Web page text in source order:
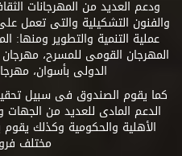
ودعم العديد من المهرجانات
والفنون التشكيلية والتى تعمل
عملية التنمية والتطوير ومنها:
المهرجان القومى للمسرح،
الدولى بأسوان،
كما يقوم الصندوق فى سبيل تحقيق
الدعم المادى للعديد من الجهات
الأهلية والحكومية وكذلك يقوم
مختلف